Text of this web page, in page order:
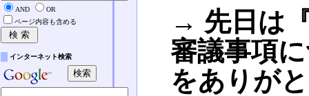
→ 先日は
審議事項
をありが
AND
OR
ページ内容も含める
インターネット検索